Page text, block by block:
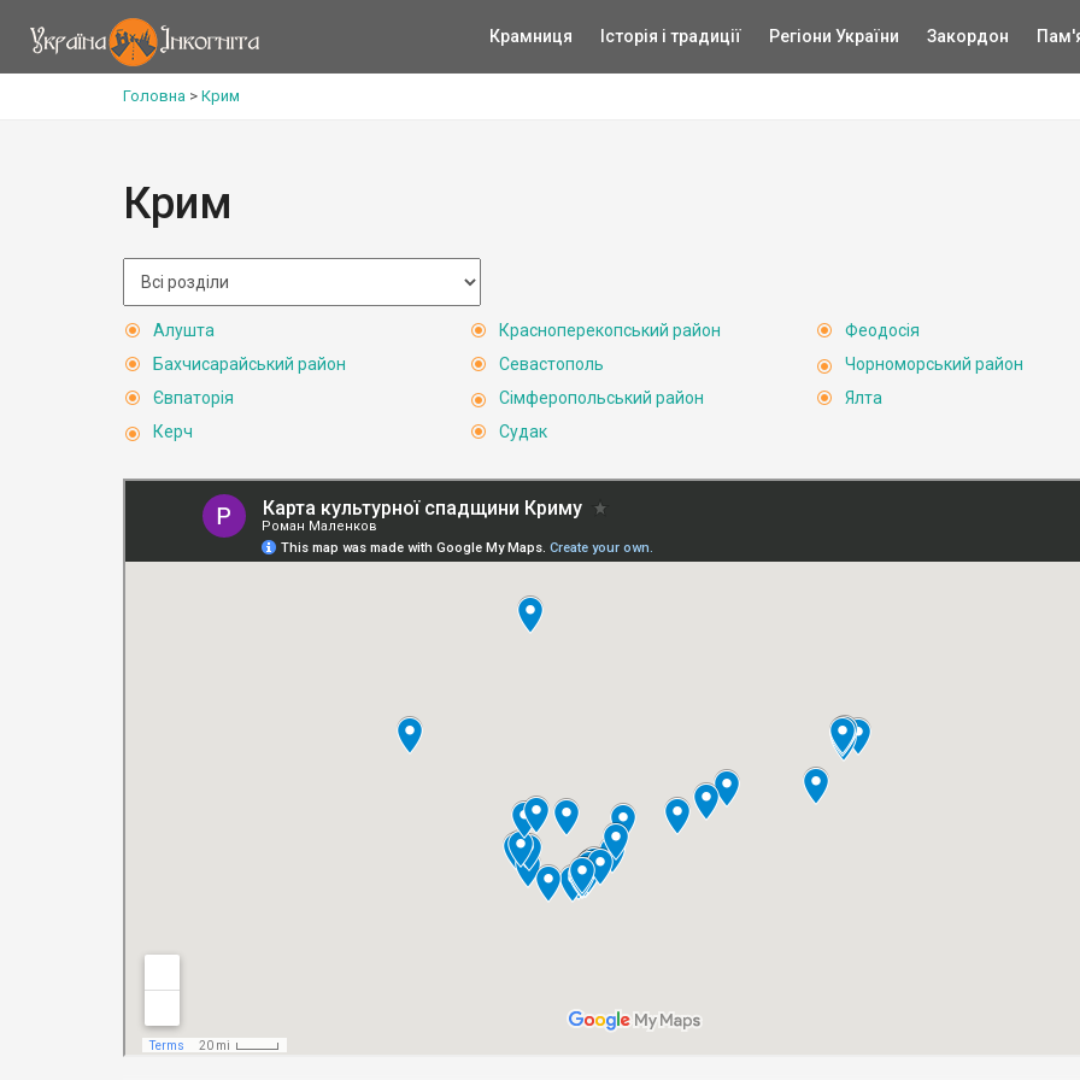
Крамниця Історія і традиції Регіони України Закордон
Головна > Крим
Крим
Алушта
Бахчисарайський район
Євпаторія
Керч
Красноперекопський район
Севастополь
Сімферопольський район
Судак
Феодосія
Чорноморський район
Ялта